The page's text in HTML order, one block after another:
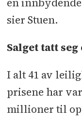
sier Stuen.
Salget tatt seg
I alt 41 av
prisene har
millioner til